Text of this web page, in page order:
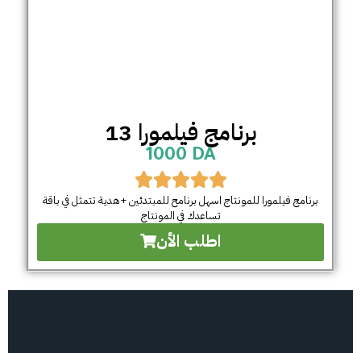
برنامج فيلمورا 13
1000 DA
برنامج فيلمورا للمونتاج اسهل برنامح للمبتدئين +هدية تتمثل في باقة
تساعدك في المونتاج
اطلب الأن